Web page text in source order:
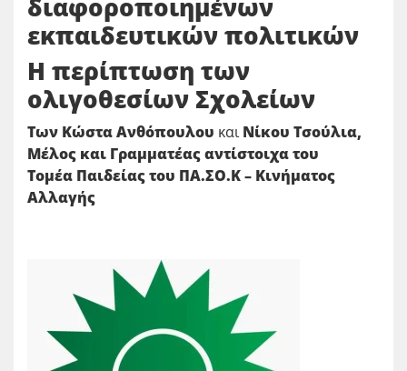
διαφοροποιημένων
εκπαιδευτικών πολιτικών
Η περίπτωση των
ολιγοθεσίων Σχολείων
Των Κώστα Ανθόπουλου καιΝίκου Τσούλια,
Μέλος και Γραμματέας αντίστοιχα του
Τομέα Παιδείας του ΠΑ.ΣΟ.Κ – Κινήματος
Αλλαγής